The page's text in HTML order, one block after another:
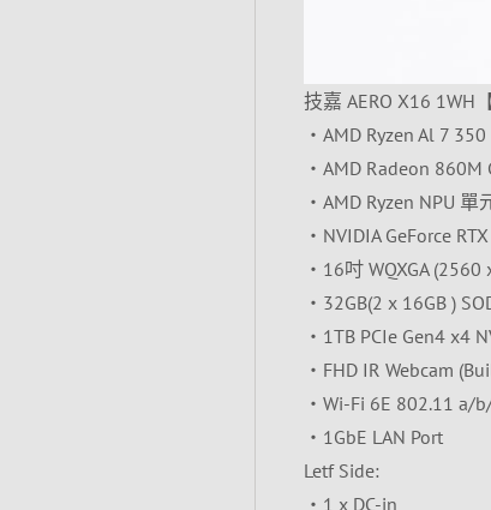
技嘉 AERO X16 1WH
‧AMD Ryzen Al 7
‧AMD Radeon 860M
‧AMD Ryzen NPU 單
‧NVIDIA GeForce
‧16吋 WQXGA (2560
‧32GB(2 x 16GB )
‧1TB PCIe Gen4 x4
‧FHD IR Webcam
‧Wi-Fi 6E 802.11 a/
‧1GbE LAN Port
Letf Side:
‧1 x DC-in